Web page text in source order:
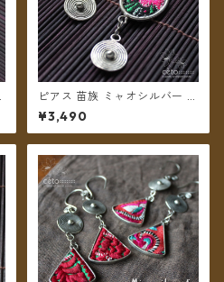
ピアス 苗族 ミャオシルバー 刺
繍布 楕円型 ピンク系 【メール
便送料無料】
¥3,490